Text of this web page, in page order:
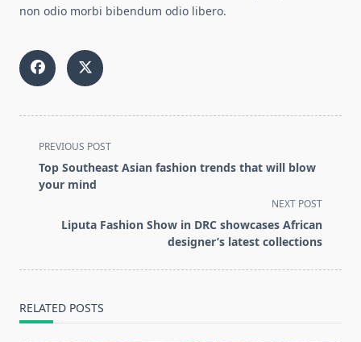
non odio morbi bibendum odio libero.
<span
class="nav-
subtitle
reader-
PREVIOUS POST
Top Southeast Asian fashion trends that will blow
your mind
NEXT POST
Liputa Fashion Show in DRC showcases African
designer’s latest collections
RELATED POSTS